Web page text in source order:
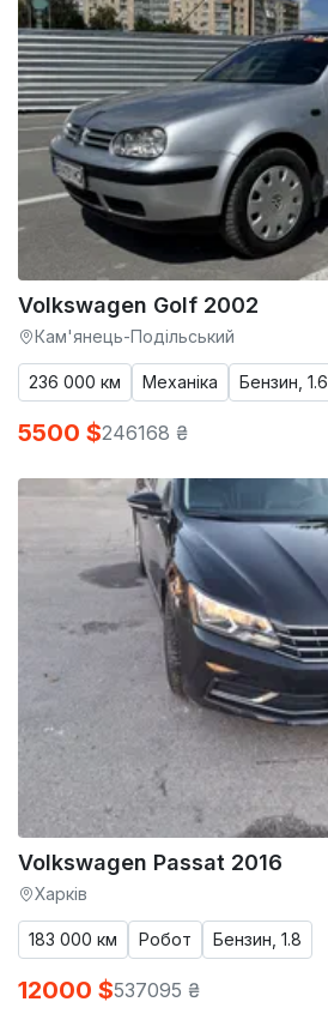
Volkswagen Golf 2002
Кам'янець-Подільський
236 000 км Механіка Бензин, 1.6
5500 $246168 ₴
Volkswagen Passat 2016
Харків
183 000 км Робот Бензин, 1.8
12000 $537095 ₴